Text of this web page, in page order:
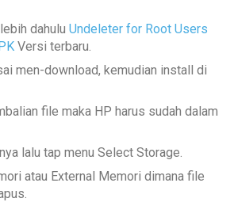
dahulu Undeleter for Root Users
Versi terbaru.
men-download, kemudian install di
file maka HP harus sudah dalam
lalu tap menu Select Storage.
atau External Memori dimana file